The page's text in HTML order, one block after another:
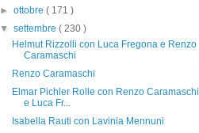
►ottobre( 171 )
▼settembre( 230 )
Helmut Rizzolli con Luca Fregona e Renzo
Caramaschi
Renzo Caramaschi
Elmar Pichler Rolle con Renzo Caramaschi
e Luca Fr...
Isabella Rauti con Lavinia Mennuni